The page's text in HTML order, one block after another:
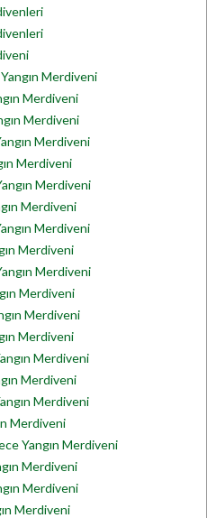
Merdiveni
Merdiveni
Merdiveni
Merdiveni
Merdiveni
Merdiveni
Merdiveni
Merdiveni
Merdiveni
Merdiveni
Merdiveni
Merdiveni
Merdiveni
Merdiveni
Merdiveni
Merdiveni
Merdiveni
Yangın Merdiveni
Merdiveni
Merdiveni
Merdiveni